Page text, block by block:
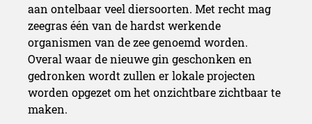
aan ontelbaar veel diersoorten. Met recht mag
zeegras één van de hardst werkende
organismen van de zee genoemd worden.
Overal waar de nieuwe gin geschonken en
gedronken wordt zullen er lokale projecten
worden opgezet om het onzichtbare zichtbaar te
maken.